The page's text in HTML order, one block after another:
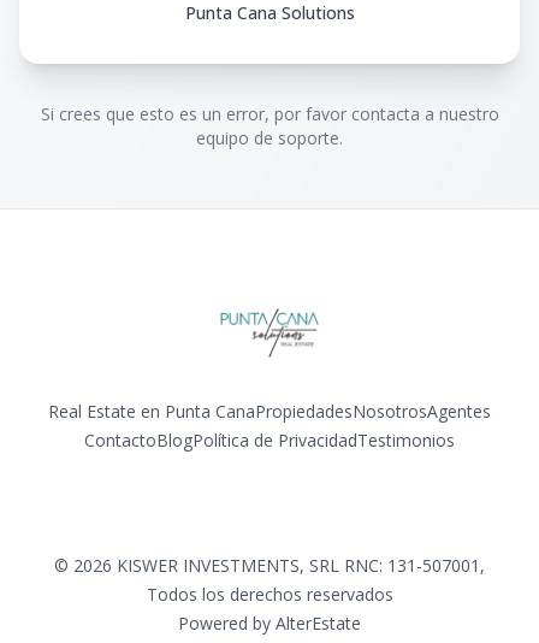
Punta Cana Solutions
Si crees que esto es un error, por favor contacta a nuestro
equipo de soporte.
Real Estate en Punta CanaPropiedadesNosotrosAgentes
ContactoBlogPolítica de PrivacidadTestimonios
© 2026 KISWER INVESTMENTS, SRL RNC: 131-507001 ,
Todos los derechos reservados
Powered by AlterEstate